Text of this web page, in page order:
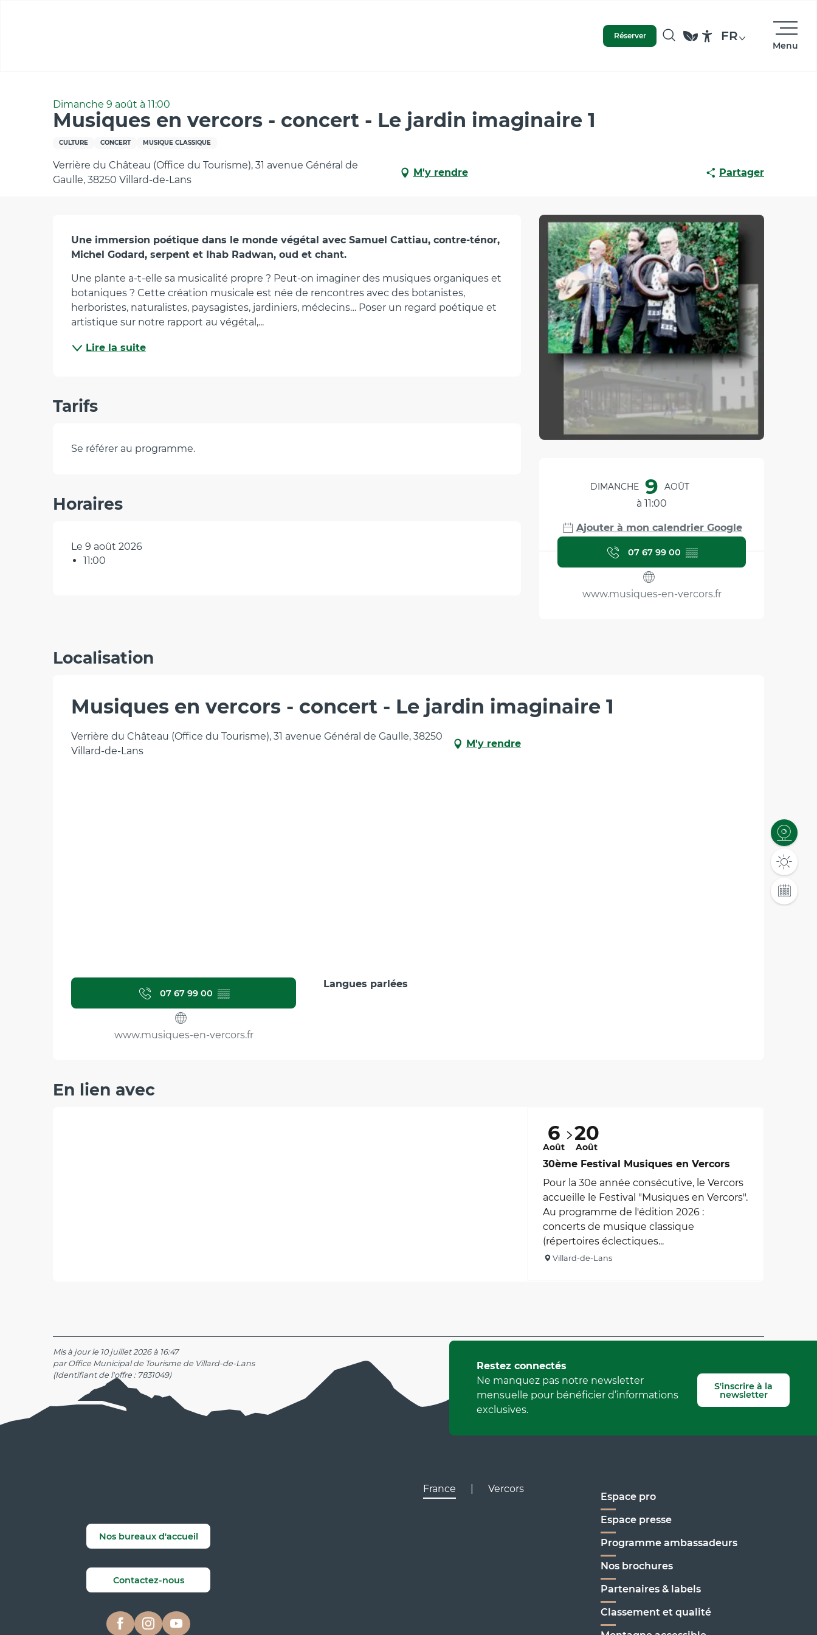
Menu
Réserver
Accessibilité
FR
Dimanche 9 août à 11:00
Musiques en vercors - concert - Le jardin imaginaire 1
CULTURE CONCERT MUSIQUE CLASSIQUE
Verrière du Château (Office du Tourisme), 31 avenue Général de
Gaulle, 38250 Villard-de-Lans
M'y rendre Partager
Ouverture et
DIMANCHE 9 AOÛT
à 11:00
Ajouter à mon calendrier Google
07 67 99 00 ▒▒
www.musiques-en-vercors.fr
Description
Une immersion poétique dans le monde végétal avec Samuel Cattiau, contre-ténor,
Michel Godard, serpent et Ihab Radwan, oud et chant.
Une plante a-t-elle sa musicalité propre ? Peut-on imaginer des musiques organiques et
botaniques ? Cette création musicale est née de rencontres avec des botanistes,
herboristes, naturalistes, paysagistes, jardiniers, médecins… Poser un regard poétique et
artistique sur notre rapport au végétal,...
Lire la suite
Tarifs
Se référer au programme.
Horaires
Le 9 août 2026
11:00
Localisation
Musiques en vercors - concert - Le jardin imaginaire 1
Verrière du Château (Office du Tourisme), 31 avenue Général de Gaulle, 38250
Villard-de-Lans
M'y rendre
07 67 99 00 ▒▒
www.musiques-en-vercors.fr
Langues parlées
Langues parlées
En lien avec
6
Août
20
Août
30ème Festival Musiques en Vercors
Pour la 30e année consécutive, le Vercors
accueille le Festival "Musiques en Vercors".
Au programme de l'édition 2026 :
concerts de musique classique
(répertoires éclectiques...
Villard-de-Lans
Mis à jour le 10 juillet 2026 à 16:47
par Office Municipal de Tourisme de Villard-de-Lans
(Identifiant de l'offre : 7831049)
Restez connectés
Ne manquez pas notre newsletter
mensuelle pour bénéficier d’informations
exclusives.
S'inscrire à la
newsletter
Nos bureaux d'accueil
Contactez-nous
France Vercors
Espace pro
Espace presse
Programme ambassadeurs
Nos brochures
Partenaires & labels
Classement et qualité